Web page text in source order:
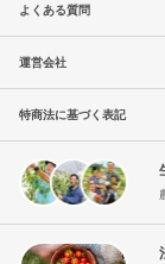
よくある質問
運営会社
特商法に基づく表記